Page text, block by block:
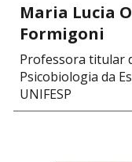
Maria Lucia
Formigoni
Professora titular
Psicobiologia da
UNIFESP